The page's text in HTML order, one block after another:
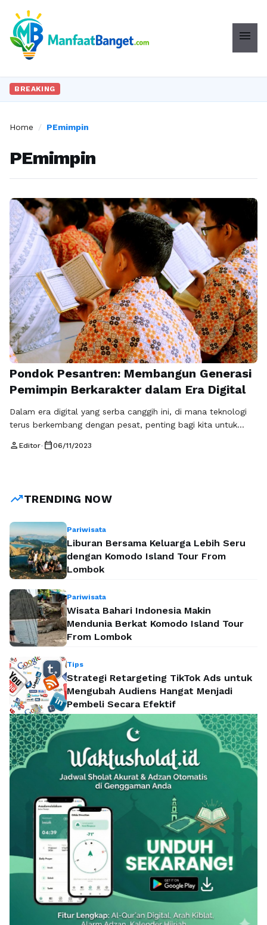
menu
BREAKING
Home / PEmimpin
PEmimpin
Pondok Pesantren: Membangun Generasi
Pemimpin Berkarakter dalam Era Digital
Dalam era digital yang serba canggih ini, di mana teknologi
terus berkembang dengan pesat, penting bagi kita untuk
tengah arus informasi yang tak terbendung, banyak generasi
person Editor• calendar_today06/11/2023
trending_upTRENDING NOW
Pariwisata
Liburan Bersama Keluarga Lebih Seru
dengan Komodo Island Tour From
Lombok
Pariwisata
Wisata Bahari Indonesia Makin
Mendunia Berkat Komodo Island Tour
From Lombok
Tips
Strategi Retargeting TikTok Ads untuk
Mengubah Audiens Hangat Menjadi
Pembeli Secara Efektif